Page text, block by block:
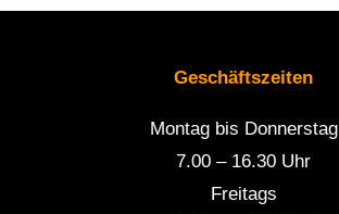
Geschäftszeiten
Montag bis Donnerstag
7.00 – 16.30 Uhr
Freitags